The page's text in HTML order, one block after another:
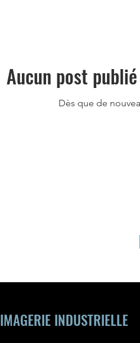
Aucun post
Dès que de
IMAGERIE INDUSTRIELLE